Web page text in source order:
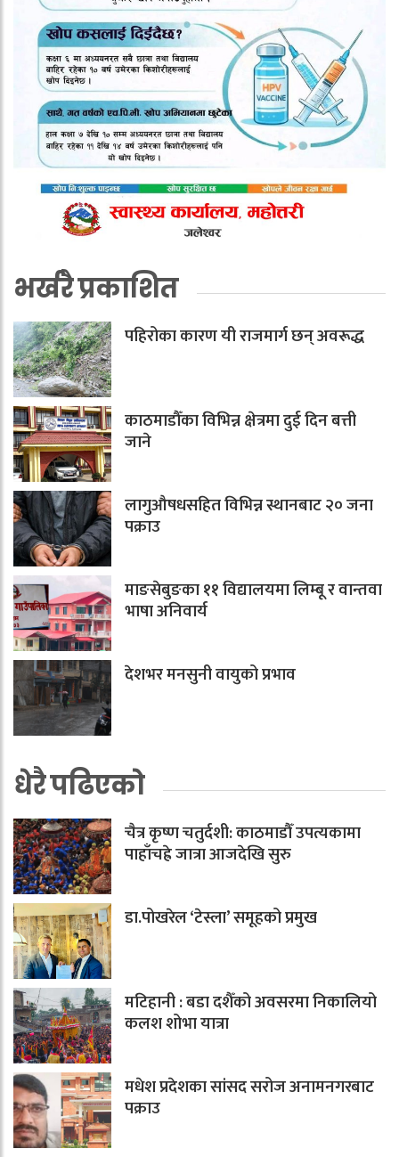
भर्खरै प्रकाशित
पहिरोका कारण यी राजमार्ग छन् अवरूद्ध
काठमाडौँका विभिन्न क्षेत्रमा दुई दिन बत्ती
जाने
लागुऔषधसहित विभिन्न स्थानबाट २० जना
पक्राउ
माङसेबुङका ११ विद्यालयमा लिम्बू र वान्तवा
भाषा अनिवार्य
देशभर मनसुनी वायुको प्रभाव
धेरै पढिएको
चैत्र कृष्ण चतुर्दशी: काठमाडौँ उपत्यकामा
पाहाँचह्रे जात्रा आजदेखि सुरु
डा.पोखरेल ‘टेस्ला’ समूहको प्रमुख
मटिहानी : बडा दशैँको अवसरमा निकालियो
कलश शोभा यात्रा
मधेश प्रदेशका सांसद सरोज अनामनगरबाट
पक्राउ